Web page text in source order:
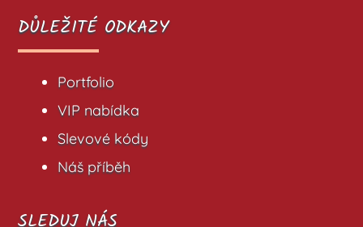
DŮLEŽITÉ ODKAZY
Portfolio
VIP nabídka
Slevové kódy
Náš příběh